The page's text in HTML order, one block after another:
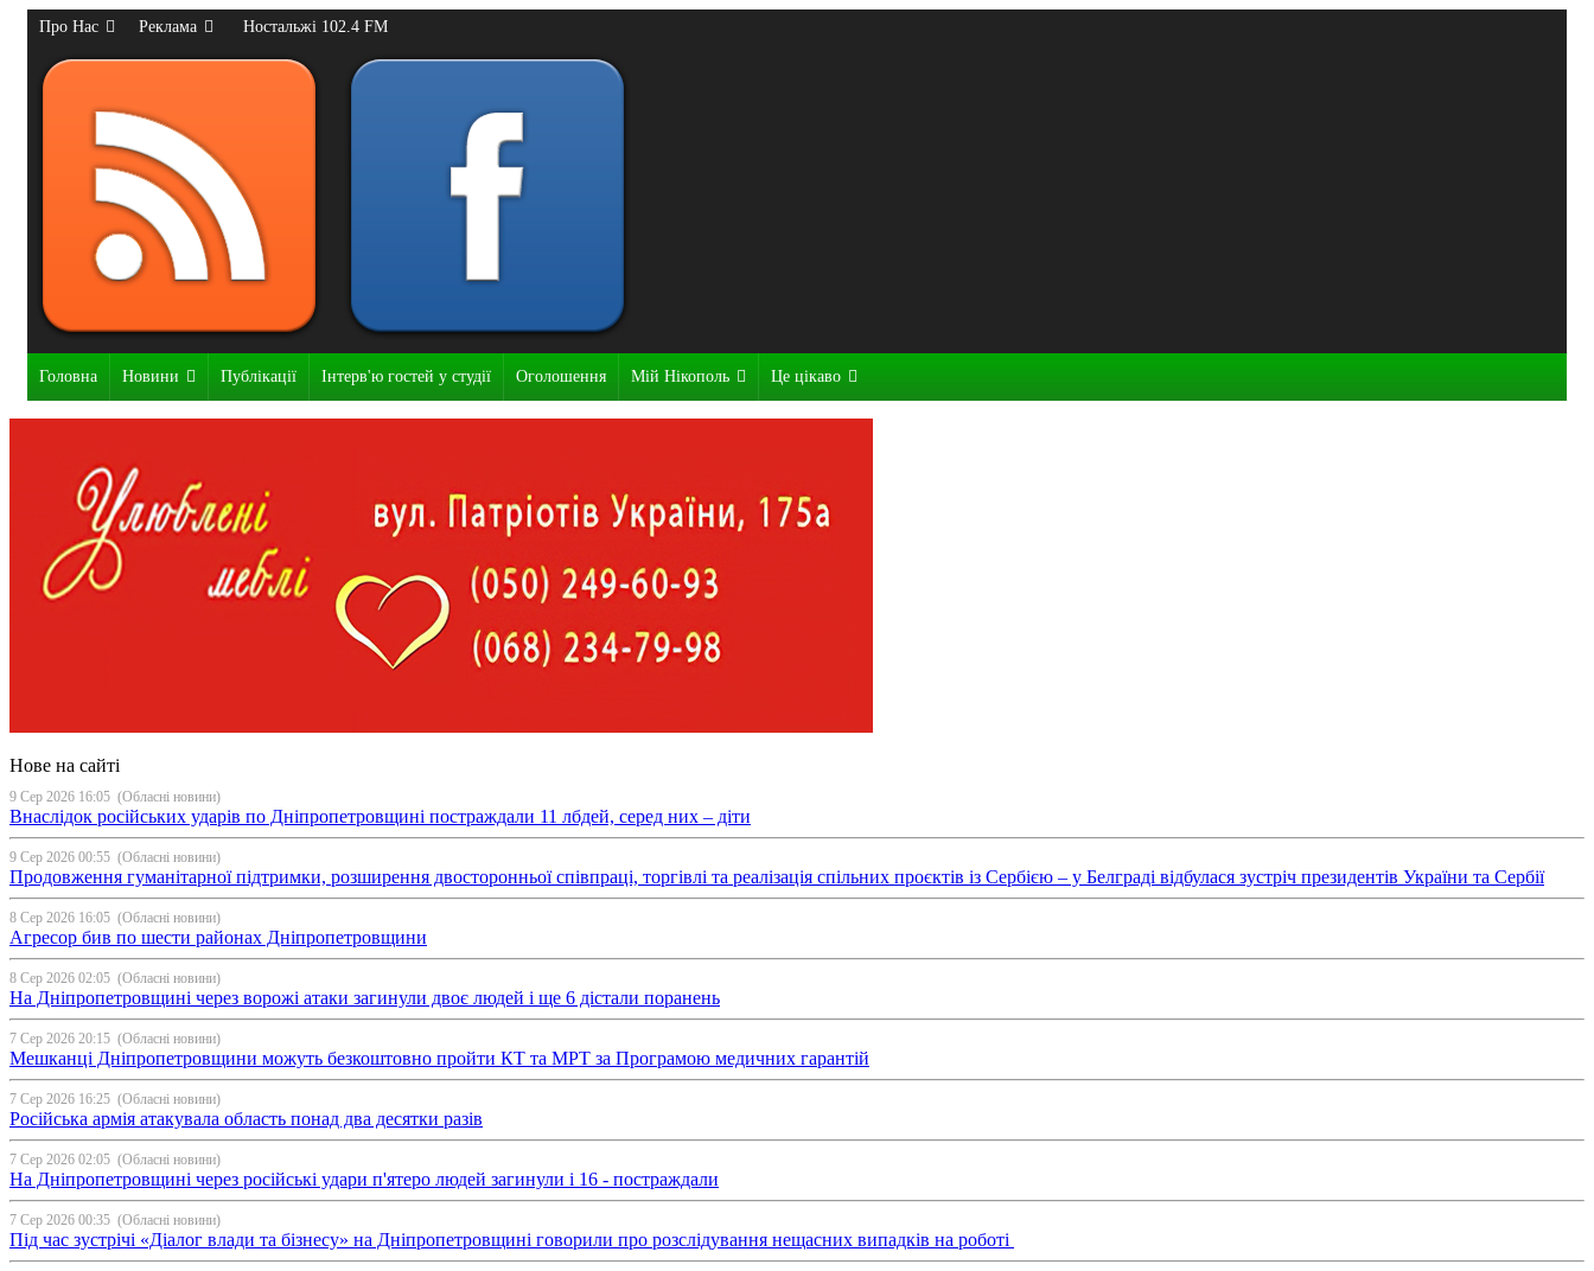
Про Нас Реклама Ностальжі 102.4 FM
Головна Новини Публікації Інтерв'ю гостей у студії Оголошення Мій Нікополь Це цікаво
Нове на сайті
9 Сер 2026 16:05 (Обласні новини)
Внаслідок російських ударів по Дніпропетровщині постраждали 11 лбдей, серед них – діти
9 Сер 2026 00:55 (Обласні новини)
Продовження гуманітарної підтримки, розширення двосторонньої співпраці, торгівлі та реалізація спільних проєктів із Сербією – у Белграді відбулася зустріч президентів України та Сербії
8 Сер 2026 16:05 (Обласні новини)
Агресор бив по шести районах Дніпропетровщини
8 Сер 2026 02:05 (Обласні новини)
На Дніпропетровщині через ворожі атаки загинули двоє людей і ще 6 дістали поранень
7 Сер 2026 20:15 (Обласні новини)
Мешканці Дніпропетровщини можуть безкоштовно пройти КТ та МРТ за Програмою медичних гарантій
7 Сер 2026 16:25 (Обласні новини)
Російська армія атакувала область понад два десятки разів
7 Сер 2026 02:05 (Обласні новини)
На Дніпропетровщині через російські удари п'ятеро людей загинули і 16 - постраждали
7 Сер 2026 00:35 (Обласні новини)
Під час зустрічі «Діалог влади та бізнесу» на Дніпропетровщині говорили про розслідування нещасних випадків на роботі